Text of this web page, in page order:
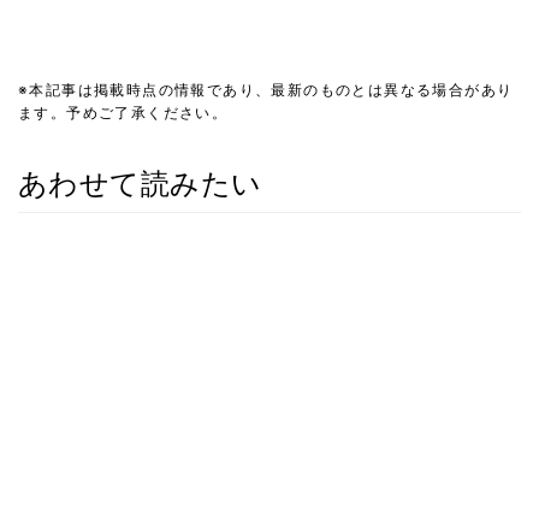
※本記事は掲載時点の情報であり、最新のものとは異なる場合があり
ます。予めご了承ください。
あわせて読みたい